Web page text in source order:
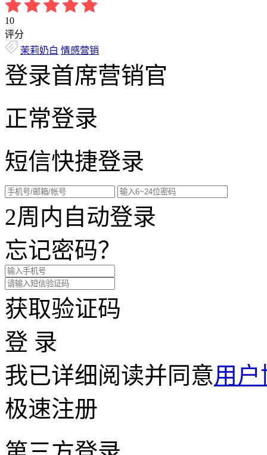
10
评分
茉莉奶白 情感营销
登录首席营销官
正常登录
短信快捷登录
2周内自动登录
忘记密码？
获取验证码
登 录
我已详细阅读并同意用
极速注册